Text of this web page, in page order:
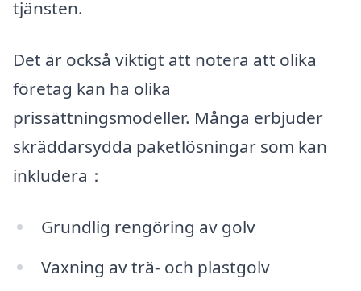
tjänsten.
Det är också viktigt att notera att olika
företag kan ha olika
prissättningsmodeller. Många erbjuder
skräddarsydda paketlösningar som kan
inkludera：
Grundlig rengöring av golv
Vaxning av trä- och plastgolv